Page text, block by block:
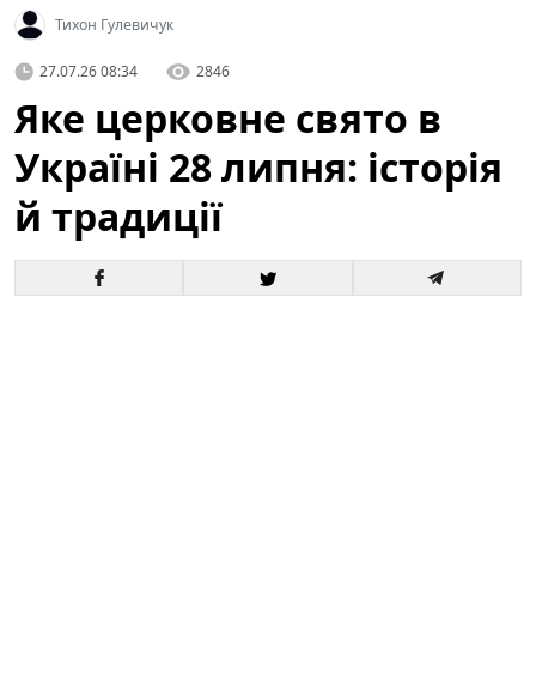
Тихон Гулевичук
27.07.26 08:34 2846
Яке церковне свято в
Україні 28 липня: історія
й традиції